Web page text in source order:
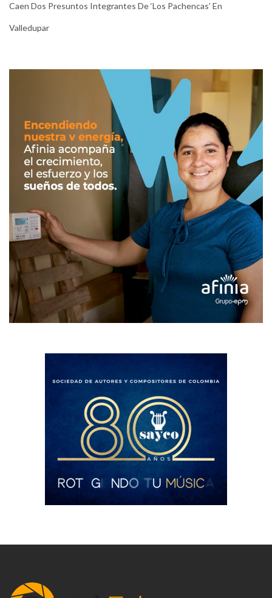
Caen Dos Presuntos Integrantes De ‘Los Pachencas’ En
Valledupar